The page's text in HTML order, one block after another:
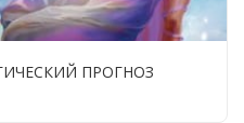
ПРОГНОЗ